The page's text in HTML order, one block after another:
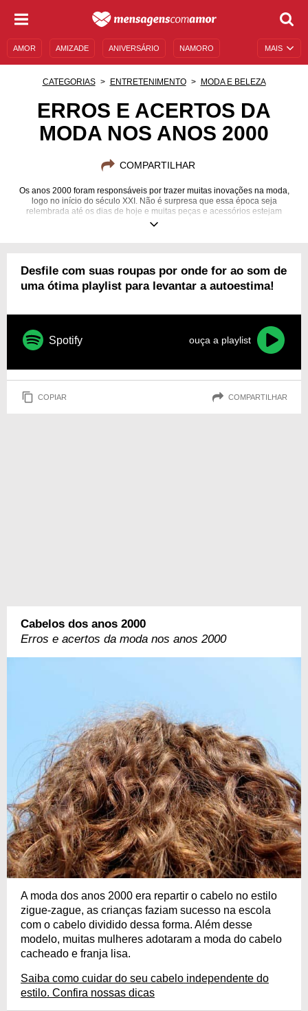
MAIS
AMOR AMIZADE ANIVERSÁRIO NAMORO
MENSAGENS E FRASES MENSAGENS DE ANIVERSÁRIO
CATEGORIAS ENTRETENIMENTO MODA E BELEZA
ERROS E ACERTOS DA
MODA NOS ANOS 2000
COMPARTILHAR
Os anos 2000 foram responsáveis por trazer muitas inovações na moda,
logo no início do século XXI. Não é surpresa que essa época seja
relembrada até os dias de hoje e muitas peças e acessórios estejam
voltando a ficar em alta. As calças de cintura baixa, a diminuição do
volta para essa época tão marcante, que ditou o estilo de toda uma
geração.
Desfile com suas roupas por onde for ao som de
uma ótima playlist para levantar a autoestima!
Spotify ouça a playlist
COPIAR COMPARTILHAR
Cabelos dos anos 2000
Erros e acertos da moda nos anos 2000
A moda dos anos 2000 era repartir o cabelo no estilo
zigue-zague, as crianças faziam sucesso na escola
com o cabelo dividido dessa forma. Além desse
modelo, muitas mulheres adotaram a moda do cabelo
cacheado e franja lisa.
Saiba como cuidar do seu cabelo independente do
estilo. Confira nossas dicas